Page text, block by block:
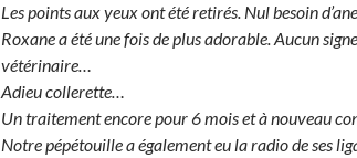
Les points aux yeux ont été retirés. Nul besoin
Roxane a été une fois de plus adorable. Aucun
vétérinaire…
Adieu collerette…
Un traitement encore pour 6 mois et à nouveau
Notre pépétouille a également eu la radio de ses